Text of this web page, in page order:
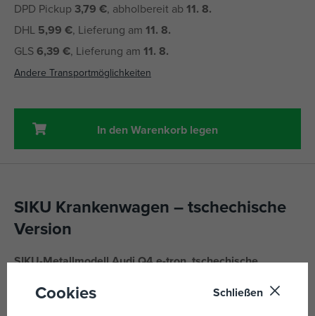
DPD Pickup 3,79 €, abholbereit ab 11. 8.
DHL 5,99 €, Lieferung am 11. 8.
GLS6,39 €, Lieferung am 11. 8.
Andere Transportmöglichkeiten
In den Warenkorb legen
SIKU Krankenwagen – tschechische
Version
SIKU-Metallmodell Audi Q4 e-tron, tschechische
Cookies Schließen